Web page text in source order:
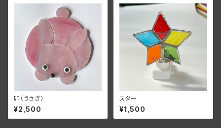
卯（うさぎ）
¥2,500
スター
¥1,500